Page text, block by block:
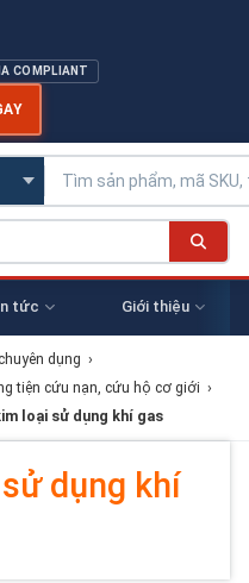
COMPLIANT
tức Giới thiệu
dụng ›
tiện cứu nạn, cứu hộ cơ giới ›
loại sử dụng khí gas
dụng khí